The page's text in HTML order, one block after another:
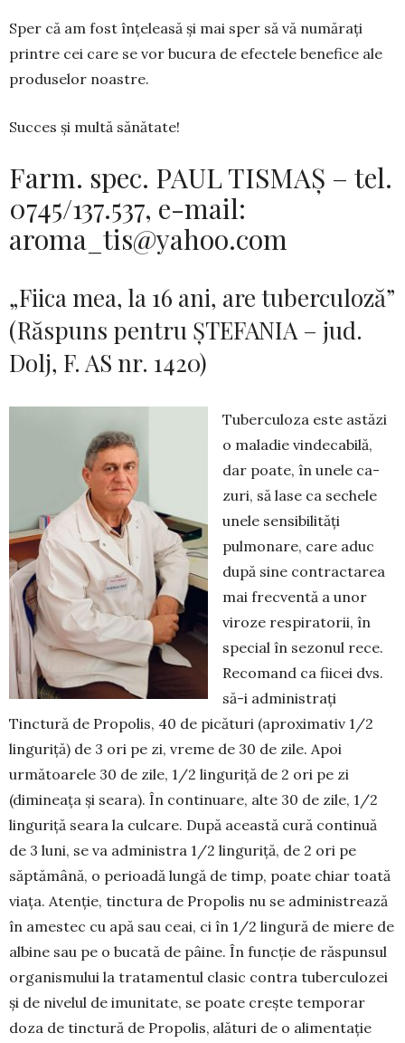
Sper că am fost înţeleasă şi mai sper să vă nu­mărați
printre cei care se vor bucura de efectele be­nefice ale
produselor noastre.
Succes și multă sănătate!
Farm. spec. PAUL TISMAȘ – tel.
0745/137.537, e-mail:
aroma_tis@yahoo.com
„Fiica mea, la 16 ani, are tuberculoză”
(Răspuns pentru ȘTEFANIA – jud.
Dolj, F. AS nr. 1420)
Tuberculoza este astăzi
o maladie vindecabilă,
dar poa­te, în unele ca­
zuri, să lase ca sechele
unele sensi­bilități
pulmonare, care aduc
du­pă sine con­tractarea
mai frecventă a unor
viroze respiratorii, în
special în sezonul rece.
Reco­mand ca fiicei dvs.
să-i administrați
Tinctură de Pro­polis, 40 de picături (apro­ximativ 1/2
linguriță) de 3 ori pe zi, vreme de 30 de zile. Apoi
următoarele 30 de zile, 1/2 linguriță de 2 ori pe zi
(dimineața și seara). În continuare, alte 30 de zile, 1/2
linguriță seara la culcare. După această cură continuă
de 3 luni, se va administra 1/2 linguriță, de 2 ori pe
săptămână, o perioadă lungă de timp, poate chiar toată
viața. Atenție, tinc­tura de Propolis nu se administrează
în amestec cu apă sau ceai, ci în 1/2 lingură de miere de
albine sau pe o bucată de pâine. În funcție de răspunsul
orga­nismului la tratamentul clasic contra tubercu­lozei
și de nivelul de imunitate, se poate crește tem­porar
doza de tinc­tură de Propolis, alături de o ali­mentație